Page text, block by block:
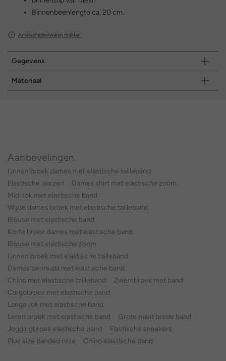
Binnenbeenlengte ca. 20 cm.
Juridische bezwaren melden
Gegevens
Materiaal
Aanbevelingen
Linnen broek dames met elastische tailleband
Elastische laarzen
Dames shirt met elastische zoom
Midi rok met elastische band
Wijde dames broek met elastische tailleband
Blouse met elastische band
Korte broek dames met elastische band
Blouse met elastische zoom
Linnen broek met elastische tailleband
Dames bermuda met elastische band
Chino met elastische tailleband
Zwembroek met band
Cargobroek met elastische band
Lange rok met elastische band
Leren broek met elastische band
Grote maat brede band
Joggingbroek elastische band
Elastische sneakers
Plus size banded roze
Chino elastische band